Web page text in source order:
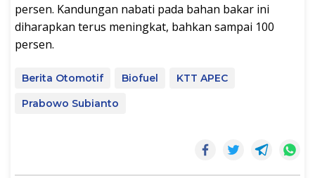
persen. Kandungan nabati pada bahan bakar ini
diharapkan terus meningkat, bahkan sampai 100
persen.
Berita Otomotif Biofuel
KTT APEC
Prabowo Subianto